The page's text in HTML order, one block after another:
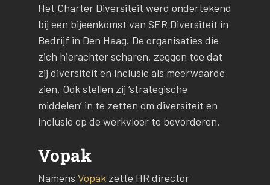
Het Charter Diversiteit werd ondertekend
bij een bijeenkomst van SER Diversiteit in
Bedrijf in Den Haag. De organisaties die
zich hierachter scharen, zeggen toe dat
zij diversiteit en inclusie als meerwaarde
zien. Ook stellen zij ‘strategische
middelen’ in te zetten om diversiteit en
inclusie op de werkvloer te bevorderen.
Vopak
Namens Vopak zette HR director